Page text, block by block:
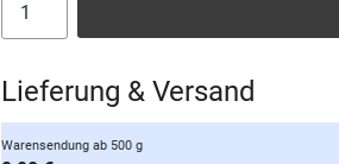
Lieferung & Versand
Warensendung ab 500 g